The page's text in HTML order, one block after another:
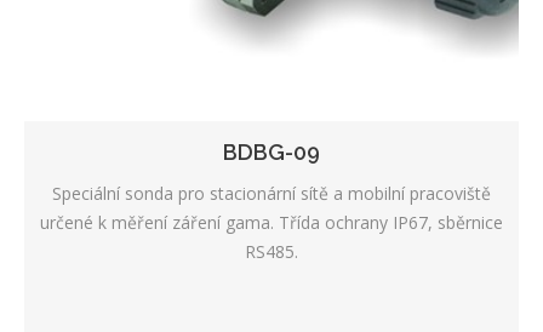
BDBG-09
Speciální sonda pro stacionární sítě a mobilní pracoviště
určené k měření záření gama. Třída ochrany IP67, sběrnice
RS485.